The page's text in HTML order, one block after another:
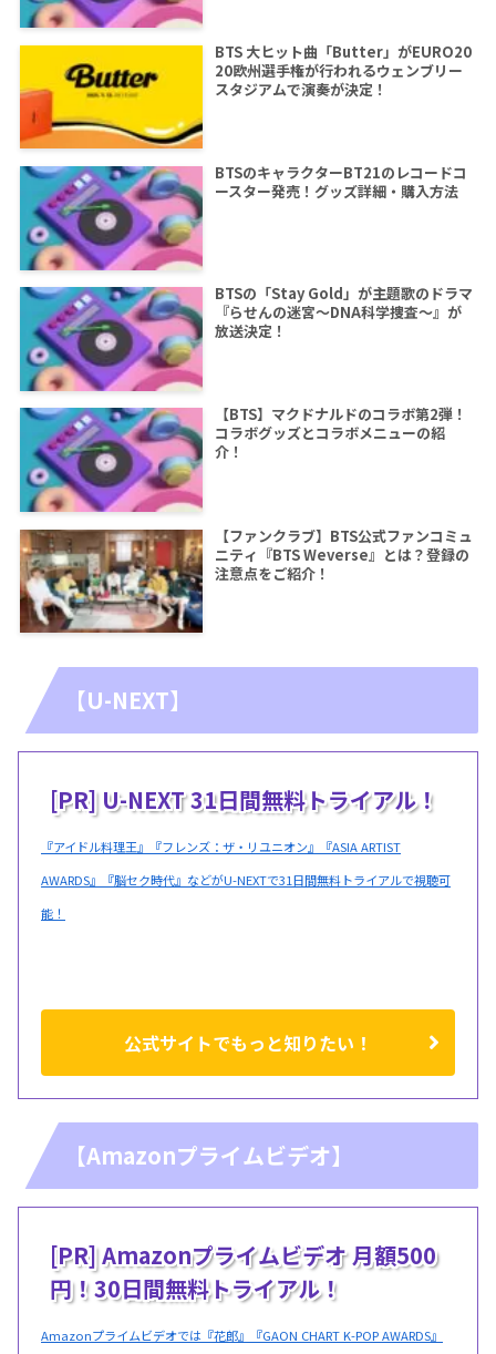
BTS 大ヒット曲「Butter」がEURO20
20欧州選手権が行われるウェンブリー
スタジアムで演奏が決定！
BTSのキャラクターBT21のレコードコ
ースター発売！グッズ詳細・購入方法
BTSの「Stay Gold」が主題歌のドラマ
『らせんの迷宮～DNA科学捜査～』が
放送決定！
【BTS】マクドナルドのコラボ第2弾！
コラボグッズとコラボメニューの紹
介！
【ファンクラブ】BTS公式ファンコミュ
ニティ『BTS Weverse』とは？登録の
注意点をご紹介！
【U-NEXT】
[PR] U-NEXT 31日間無料トライアル！
『アイドル料理王』『フレンズ：ザ・リユニオン』『ASIA ARTIST
AWARDS』『脳セク時代』などがU-NEXTで31日間無料トライアルで視聴可
能！
公式サイトでもっと知りたい！
【Amazonプライムビデオ】
[PR] Amazonプライムビデオ 月額500
円！30日間無料トライアル！
Amazonプライムビデオでは『花郎』『GAON CHART K-POP AWARDS』